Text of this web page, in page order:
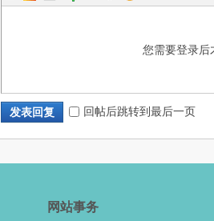
您需要登录
发表回复 回帖后跳转到最后一页
网站事务